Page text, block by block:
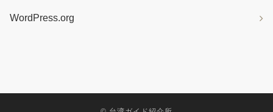
WordPress.org